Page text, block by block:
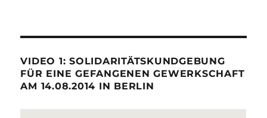
VIDEO 1: SOLIDARITÄTSKUNDGEBUNG
FÜR EINE GEFANGENEN GEWERKSCHAFT
AM 14.08.2014 IN BERLIN